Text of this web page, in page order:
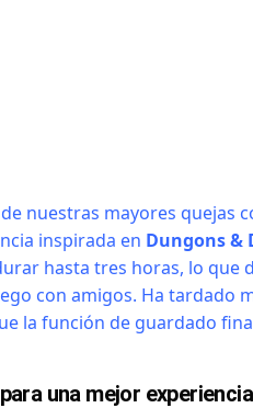
nuestras mayores quejas
inspirada en Dungons &
hasta tres horas, lo que
con amigos. Ha tardado
la función de guardado
una mejor